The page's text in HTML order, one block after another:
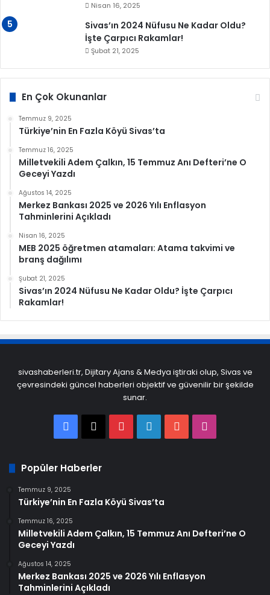
Nisan 16, 2025
Sivas’ın 2024 Nüfusu Ne Kadar Oldu?
İşte Çarpıcı Rakamlar!
Şubat 21, 2025
En Çok Okunanlar
Temmuz 9, 2025
Türkiye’nin En Fazla Köyü Sivas’ta
Temmuz 16, 2025
Milletvekili Adem Çalkın, 15 Temmuz Anı Defteri’ne O
Geceyi Yazdı
Ağustos 14, 2025
Merkez Bankası 2025 ve 2026 Yılı Enflasyon
Tahminlerini Açıkladı
Nisan 16, 2025
MEB 2025 öğretmen atamaları: Atama takvimi ve
branş dağılımı
Şubat 21, 2025
Sivas’ın 2024 Nüfusu Ne Kadar Oldu? İşte Çarpıcı
Rakamlar!
sivashaberleri.tr, Dijitary Ajans & Medya iştiraki olup, Sivas ve
çevresindeki güncel haberleri objektif ve güvenilir bir şekilde
sunar.
Facebook
X PinterestLinkedInYouTube
Popüler Haberler
Temmuz 9, 2025
Türkiye’nin En Fazla Köyü Sivas’ta
Temmuz 16, 2025
Milletvekili Adem Çalkın, 15 Temmuz Anı Defteri’ne O
Geceyi Yazdı
Ağustos 14, 2025
Merkez Bankası 2025 ve 2026 Yılı Enflasyon
Tahminlerini Açıkladı